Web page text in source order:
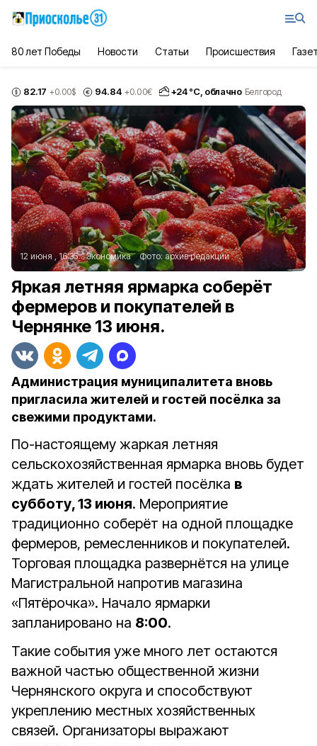
80 лет Победы Новости Статьи Происшествия
82.17 +0.00$ 94.84 +0.00€ +24°С, облачно Белгород
12 июня , 16:35 Экономика Фото: архив редакции
Яркая летняя ярмарка соберёт
фермеров и покупателей в
Чернянке 13 июня.
Администрация муниципалитета вновь
пригласила жителей и гостей посёлка за
свежими продуктами.
По-настоящему жаркая летняя
сельскохозяйственная ярмарка вновь будет
ждать жителей и гостей посёлка в
субботу, 13 июня. Мероприятие
традиционно соберёт на одной площадке
фермеров, ремесленников и покупателей.
Торговая площадка развернётся на улице
Магистральной напротив магазина
«Пятёрочка». Начало ярмарки
запланировано на 8:00.
Такие события уже много лет остаются
важной частью общественной жизни
Чернянского округа и способствуют
укреплению местных хозяйственных
связей. Организаторы выражают